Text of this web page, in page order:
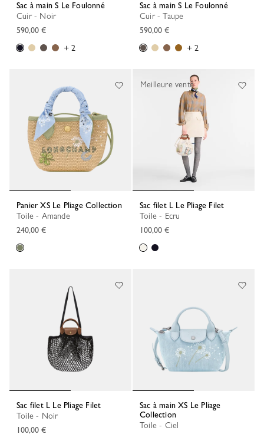
Sac à main S Le Foulonné
Cuir - Noir
590,00 €
+ 2
Sac à main S Le Foulonné
Cuir - Taupe
590,00 €
+ 2
Panier XS Le Pliage Collection
Toile - Amande
240,00 €
Sac filet L Le Pliage Filet
Toile - Ecru
100,00 €
Meilleure vente
Sac filet L Le Pliage Filet
Toile - Noir
100,00 €
Sac à main XS Le Pliage
Collection
Toile - Ciel